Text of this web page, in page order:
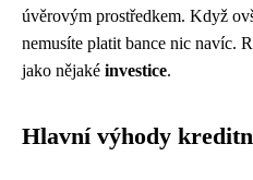
úvěrovým prostředkem. Když
nemusíte platit bance nic navíc.
jako nějaké investice.
Hlavní výhody